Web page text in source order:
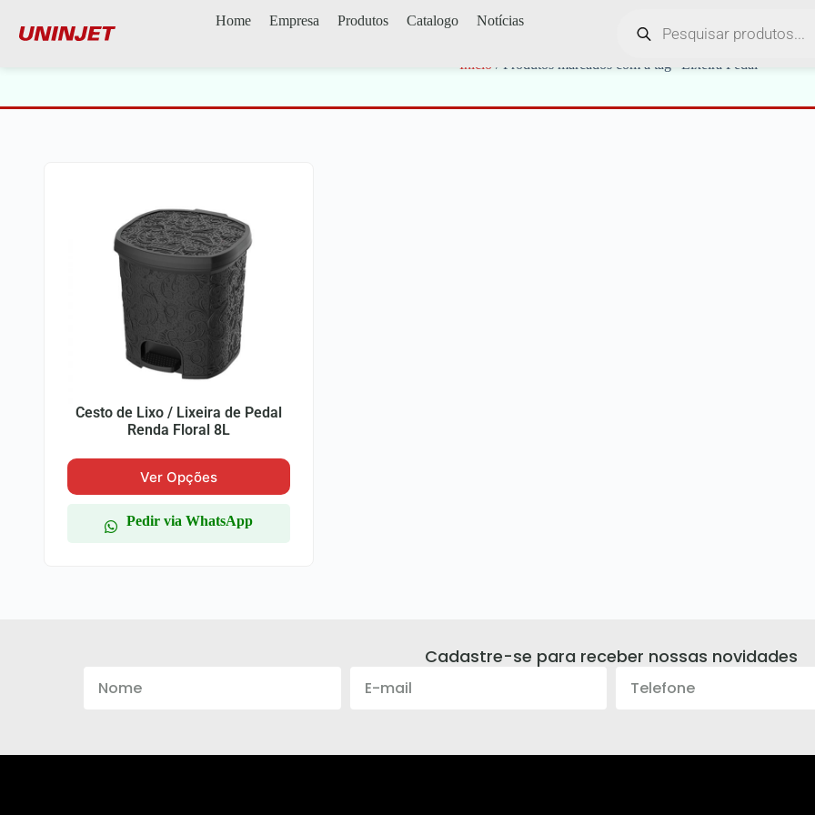
Home Empresa Produtos Catalogo Notícias
Lixeira Pedal
Início / Produtos marcados com a tag “Lixeira Pedal”
Cesto de Lixo / Lixeira de Pedal
Renda Floral 8L
Ver Opções
Pedir via WhatsApp
Cadastre-se para receber nossas novidades